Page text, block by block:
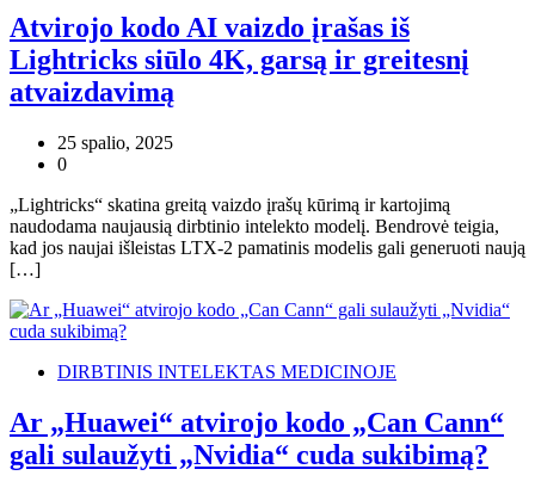
Atvirojo kodo AI vaizdo įrašas iš
Lightricks siūlo 4K, garsą ir greitesnį
atvaizdavimą
25 spalio, 2025
0
„Lightricks“ skatina greitą vaizdo įrašų kūrimą ir kartojimą
naudodama naujausią dirbtinio intelekto modelį. Bendrovė teigia,
kad jos naujai išleistas LTX-2 pamatinis modelis gali generuoti naują
[…]
DIRBTINIS INTELEKTAS MEDICINOJE
Ar „Huawei“ atvirojo kodo „Can Cann“
gali sulaužyti „Nvidia“ cuda sukibimą?